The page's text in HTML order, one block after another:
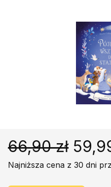
Książki obcojęzyczne
Poradniki, leksykony...
66,90 zł
Najniższa cena z 30 dni